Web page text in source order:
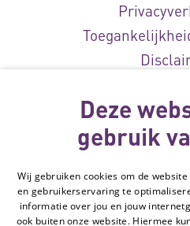
© Vilans,
Deze
gebruik
Wij gebruiken cookies om de
en gebruikerservaring te
informatie over jou en jouw
ook buiten onze website. Hiermee